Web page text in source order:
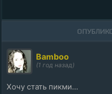
Bamboo
(1 год назад)
Хочу стать пикми…